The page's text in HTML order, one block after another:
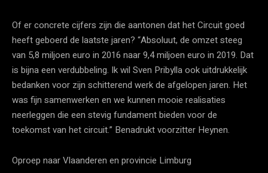
Of er concrete cijfers zijn die aantonen dat het Circuit goed
heeft geboerd de laatste jaren? “Absoluut, de omzet steeg
van 5,8 miljoen euro in 2016 naar 9,4 miljoen euro in 2019. Dat
is bijna een verdubbeling. Ik wil Sven Pribylla ook uitdrukkelijk
bedanken voor zijn schitterend werk de afgelopen jaren. Het
was fijn samenwerken en we kunnen mooie realisaties
neerleggen die een stevig fundament bieden voor de
toekomst van het circuit.” Benadrukt voorzitter Heynen.
Oproep naar Vlaanderen en provincie Limburg